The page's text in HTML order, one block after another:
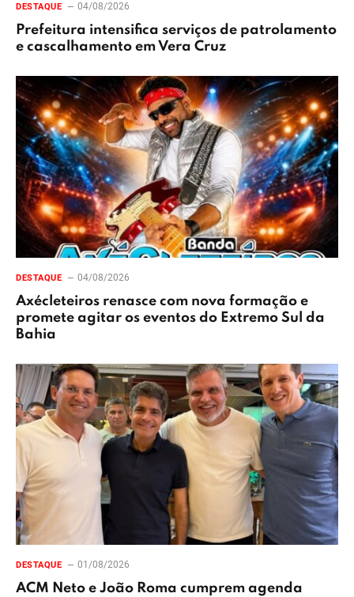
DESTAQUE 04/08/2026
Prefeitura intensifica serviços de patrolamento
e cascalhamento em Vera Cruz
DESTAQUE 04/08/2026
Axécleteiros renasce com nova formação e
promete agitar os eventos do Extremo Sul da
Bahia
DESTAQUE 01/08/2026
ACM Neto e João Roma cumprem agenda